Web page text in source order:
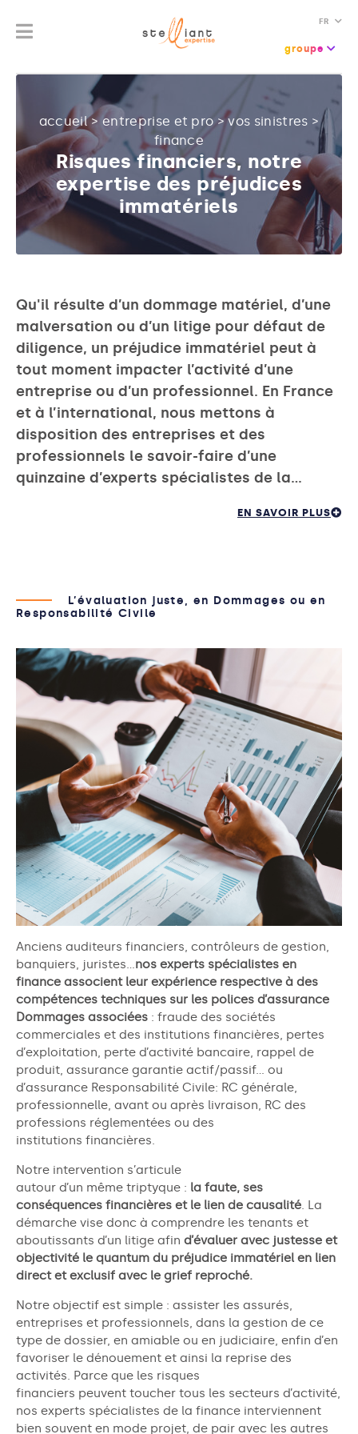
FR
groupe
accueil> entreprise et pro >vos sinistres >
finance
Risques financiers, notre
expertise des préjudices
immatériels
Qu'il résulte d’un dommage matériel, d’une
malversation ou d’un litige pour défaut de
diligence, un préjudice immatériel peut à
tout moment impacter l’activité d’une
entreprise ou d’un professionnel. En France
et à l’international, nous mettons à
disposition des entreprises et des
professionnels le savoir-faire d’une
quinzaine d’experts spécialistes de la…
EN SAVOIR PLUS
L’évaluation juste, en Dommages ou en
Responsabilité Civile
Anciens auditeurs financiers, contrôleurs de gestion,
banquiers, juristes…nos experts spécialistes en
finance associent leur expérience respective à des
compétences techniques sur les polices d’assurance
Dommages associées : fraude des sociétés
commerciales et des institutions financières, pertes
d’exploitation, perte d’activité bancaire, rappel de
produit, assurance garantie actif/passif… ou
d’assurance Responsabilité Civile: RC générale,
professionnelle, avant ou après livraison, RC des
professions réglementées ou des
institutions financières.
Notre intervention s’articule
autour d’un même triptyque : la faute, ses
conséquences financières et le lien de causalité. La
démarche vise donc à comprendre les tenants et
aboutissants d’un litige afin d’évaluer avec justesse et
objectivité le quantum du préjudice immatériel en lien
direct et exclusif avec le grief reproché.
Notre objectif est simple : assister les assurés,
entreprises et professionnels, dans la gestion de ce
type de dossier, en amiable ou en judiciaire, enfin d’en
favoriser le dénouement et ainsi la reprise des
activités. Parce que les risques
financiers peuvent toucher tous les secteurs d’activité,
nos experts spécialistes de la finance interviennent
bien souvent en mode projet, de pair avec les autres